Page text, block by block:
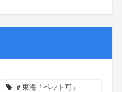
＃東海「ペット可」